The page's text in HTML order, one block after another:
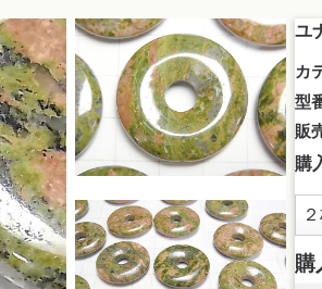
ユ
カ
型
販
購
購